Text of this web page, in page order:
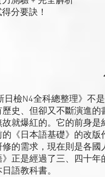
要訣！
N4全科總整理》不是
史、但卻又不斷演進
就爆紅的。它的前身
《日本語基礎》的改
的需求，現在則是各
正是經過了三、四十
語教科書。